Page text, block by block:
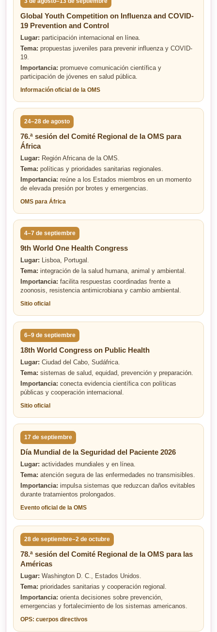
Global Youth Competition on Influenza and COVID-
19 Prevention and Control
Lugar: participación internacional en línea.
Tema: propuestas juveniles para prevenir influenza y COVID-
19.
Importancia: promueve comunicación científica y
participación de jóvenes en salud pública.
Información oficial de la OMS
24–28 de agosto
76.ª sesión del Comité Regional de la OMS para
África
Lugar: Región Africana de la OMS.
Tema: políticas y prioridades sanitarias regionales.
Importancia: reúne a los Estados miembros en un momento
de elevada presión por brotes y emergencias.
OMS para África
4–7 de septiembre
9th World One Health Congress
Lugar: Lisboa, Portugal.
Tema: integración de la salud humana, animal y ambiental.
Importancia: facilita respuestas coordinadas frente a
zoonosis, resistencia antimicrobiana y cambio ambiental.
Sitio oficial
6–9 de septiembre
18th World Congress on Public Health
Lugar: Ciudad del Cabo, Sudáfrica.
Tema: sistemas de salud, equidad, prevención y preparación.
Importancia: conecta evidencia científica con políticas
públicas y cooperación internacional.
Sitio oficial
17 de septiembre
Día Mundial de la Seguridad del Paciente 2026
Lugar: actividades mundiales y en línea.
Tema: atención segura de las enfermedades no transmisibles.
Importancia: impulsa sistemas que reduzcan daños evitables
durante tratamientos prolongados.
Evento oficial de la OMS
28 de septiembre–2 de octubre
78.ª sesión del Comité Regional de la OMS para las
Américas
Lugar: Washington D. C., Estados Unidos.
Tema: prioridades sanitarias y cooperación regional.
Importancia: orienta decisiones sobre prevención,
emergencias y fortalecimiento de los sistemas americanos.
OPS: cuerpos directivos